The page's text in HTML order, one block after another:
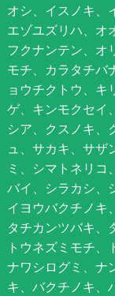
オシ、イスノキ、
エゾユズリハ、オ
フクナンテン、オ
モチ、カラタチバ
ョウチクトウ、キ
ゲ、キンモクセイ
シア、クスノキ、
ュ、サカキ、サザ
ミ、シマトネリ
バイ、シラカシ、
イヨウバクチノキ
タチカンツバキ、
トウネズミモチ、
ナワシログミ、ナ
キ、バクチノキ、